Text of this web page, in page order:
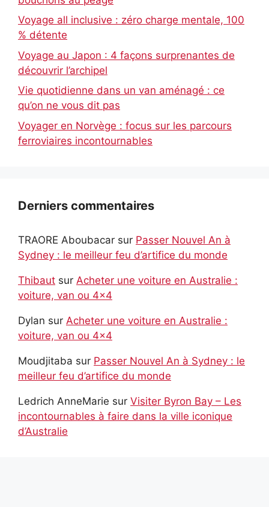
Voyage all inclusive : zéro charge mentale, 100
% détente
Voyage au Japon : 4 façons surprenantes de
découvrir l’archipel
Vie quotidienne dans un van aménagé : ce
qu’on ne vous dit pas
Voyager en Norvège : focus sur les parcours
ferroviaires incontournables
Derniers commentaires
TRAORE Aboubacar sur Passer Nouvel An à
Sydney : le meilleur feu d’artifice du monde
Thibaut sur Acheter une voiture en Australie :
voiture, van ou 4×4
Dylan sur Acheter une voiture en Australie :
voiture, van ou 4×4
Moudjitaba sur Passer Nouvel An à Sydney : le
meilleur feu d’artifice du monde
Ledrich AnneMarie sur Visiter Byron Bay – Les
incontournables à faire dans la ville iconique
d’Australie